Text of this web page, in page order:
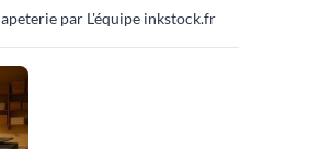
par L'équipe inkstock.fr